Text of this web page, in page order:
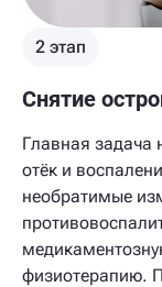
2 этап
Снятие
Главная задача
отёк и
необратимые
физиотерапию.